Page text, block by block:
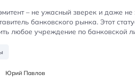
– не ужасный зверек и даже не
банковского рынка. Этот
любое учреждение по банковской
Юрий Павлов